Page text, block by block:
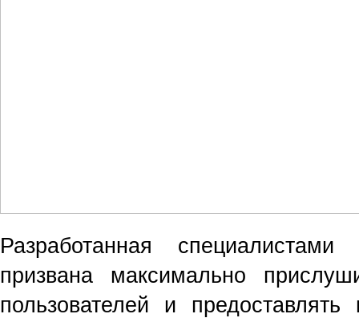
Разработанная
призвана максимально
пользователей и